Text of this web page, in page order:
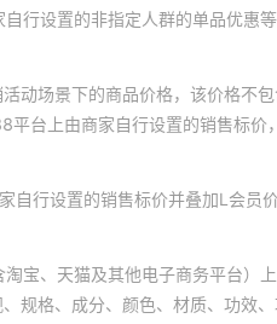
行设置的非指定人群的单品优惠
动场景下的商品价格，该价格不
平台上由商家自行设置的销售标价
自行设置的销售标价并叠加L会员
宝、天猫及其他电子商务平台）
规格、成分、颜色、材质、功效